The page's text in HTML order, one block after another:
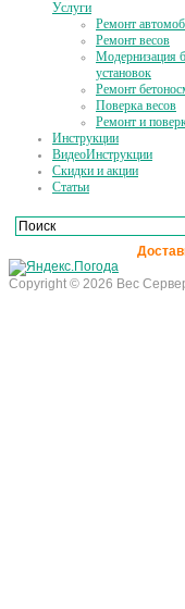
Услуги
Ремонт
Ремонт весов
Модернизация
установок
Ремонт
Поверка весов
Ремонт и
Инструкции
ВидеоИнструкции
Скидки и акции
Статьи
Copyright © 2026 Вес